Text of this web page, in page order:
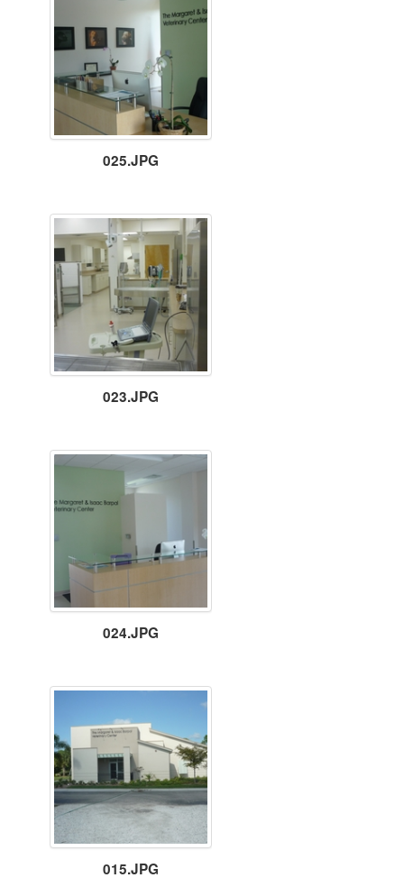
025.JPG
023.JPG
024.JPG
015.JPG